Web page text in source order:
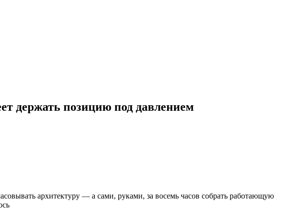
держать позицию под давлением
архитектуру — а сами, руками, за восемь часов собрать работающую